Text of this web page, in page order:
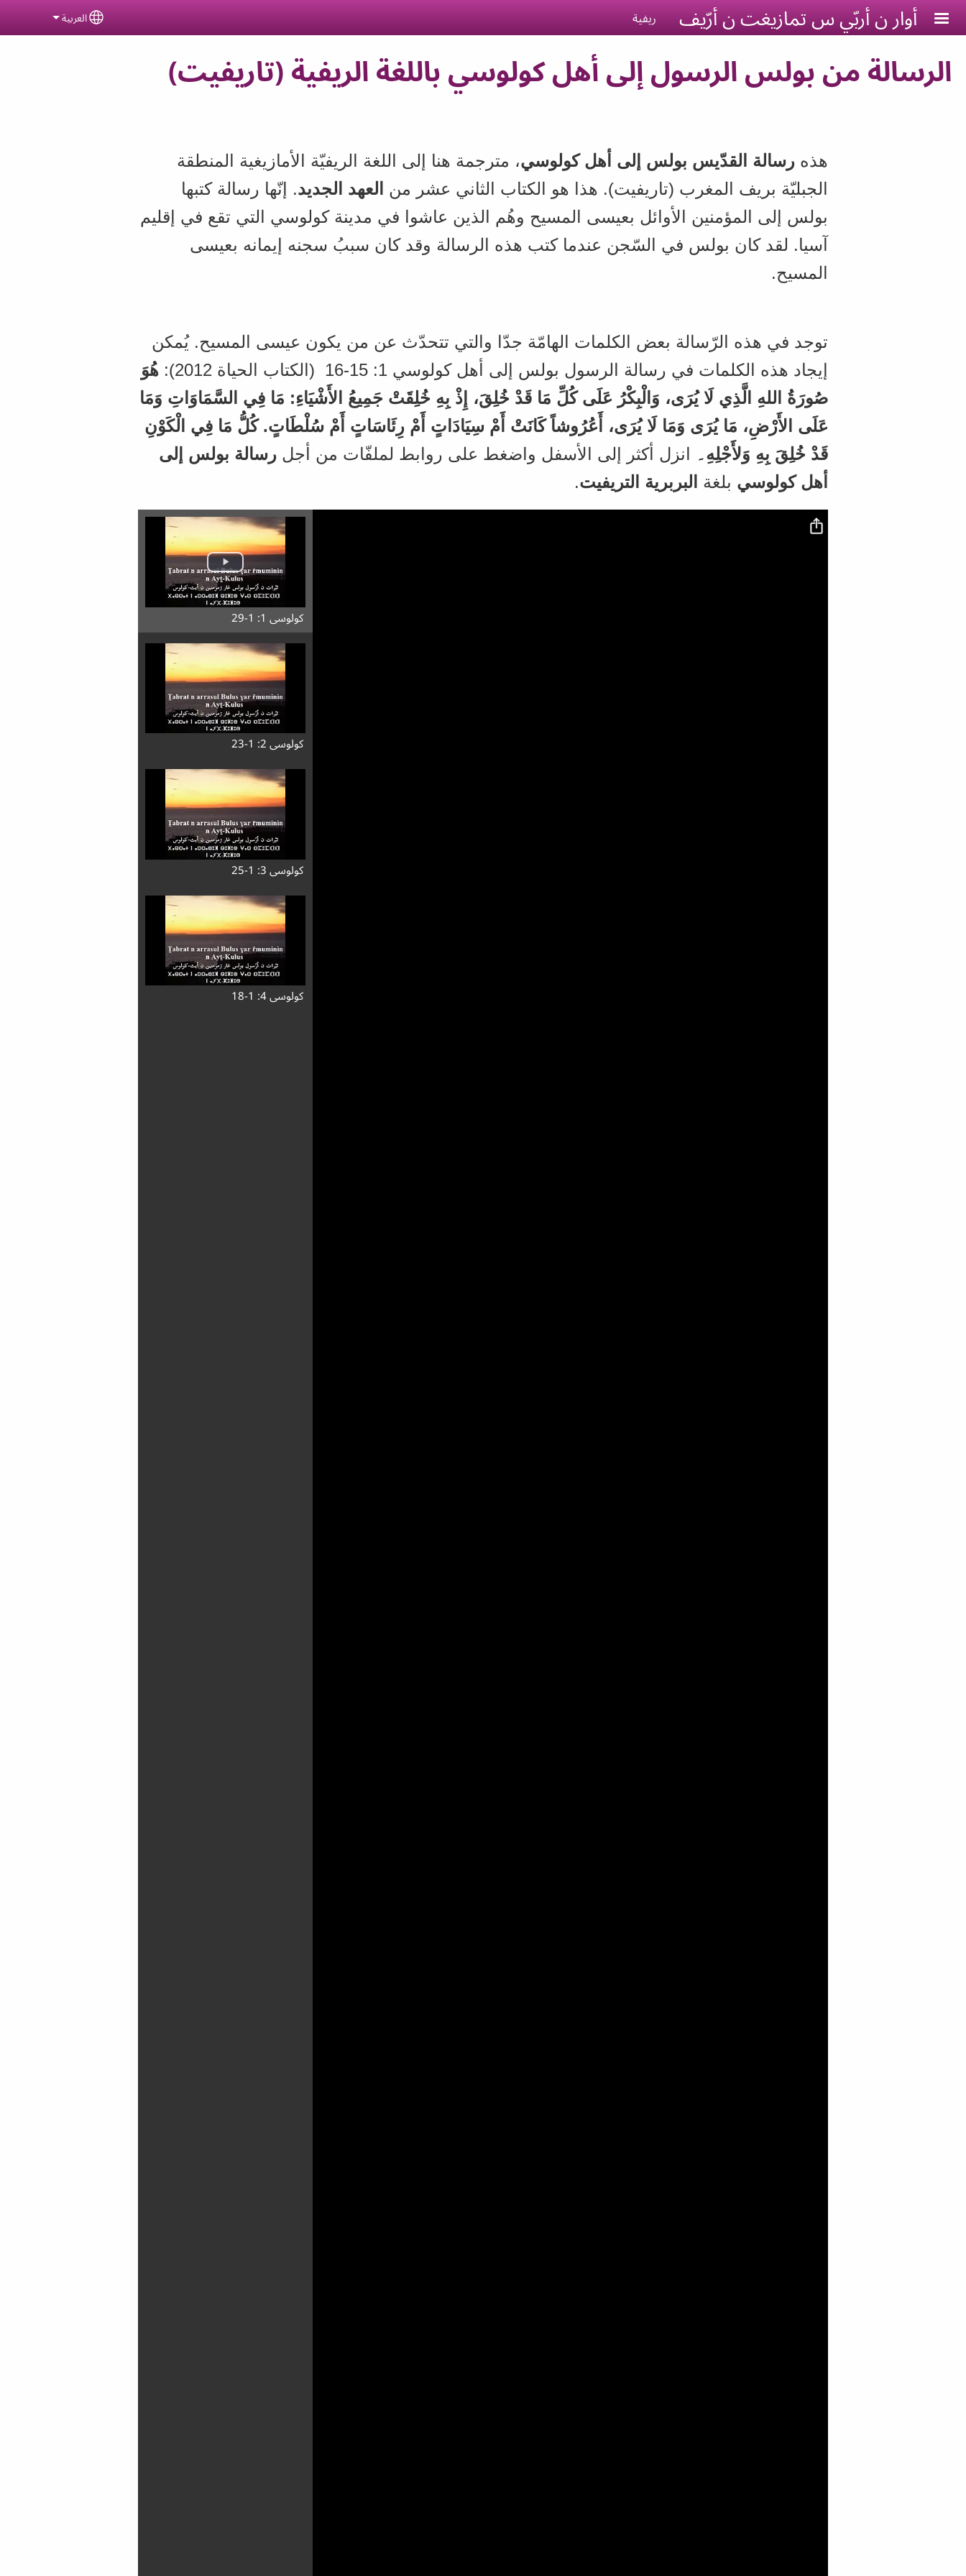
Skip to main content
أوار ن أربّي س تمازيغت ن أرّيف ريفية your language
العربية
الرسالة من بولس الرسول إلى أهل كولوسي باللغة الريفية (تاريفيت)
هذه رسالة القدّيس بولس إلى أهل كولوسي، مترجمة هنا إلى اللغة الريفيّة الأمازيغية المنطقة
الجبليّة بريف المغرب (تاريفيت). هذا هو الكتاب الثاني عشر من العهد الجديد. إنّها رسالة كتبها
بولس إلى المؤمنين الأوائل بعيسى المسيح وهُم الذين عاشوا في مدينة كولوسي التي تقع في إقليم
آسيا. لقد كان بولس في السّجن عندما كتب هذه الرسالة وقد كان سببُ سجنه إيمانه بعيسى
المسيح.
توجد في هذه الرّسالة بعض الكلمات الهامّة جدّا والتي تتحدّث عن من يكون عيسى المسيح. يُمكن
إيجاد هذه الكلمات في رسالة الرسول بولس إلى أهل كولوسي 1: 15-16 (الكتاب الحياة 2012)
: هُوَ
صُورَةُ اللهِ الَّذِي لَا يُرَى، وَالْبِكْرُ عَلَى كُلِّ مَا قَدْ خُلِقَ، إِذْ بِهِ خُلِقَتْ جَمِيعُ الأَشْيَاءِ: مَا فِي السَّمَاوَاتِ وَمَا
عَلَى الأَرْضِ، مَا يُرَى وَمَا لَا يُرَى، أَعُرُوشاً كَانَتْ أَمْ سِيَادَاتٍ أَمْ رِئَاسَاتٍ أَمْ سُلْطَاتٍ. كُلُّ مَا فِي الْكَوْنِ
قَدْ خُلِقَ بِهِ وَلأَجْلِهِ۔ انزل أكثر إلى الأسفل واضغط على روابط لملفّات من أجل رسالة بولس إلى
أهل كولوسي بلغة البربرية التريفيت.
کولوسی 1: 1-29
کولوسی 2: 1-23
کولوسی 3: 1-25
کولوسی 4: 1-18